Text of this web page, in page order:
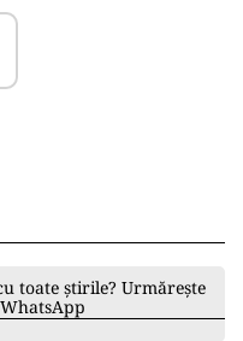
toate știrile? Urmărește